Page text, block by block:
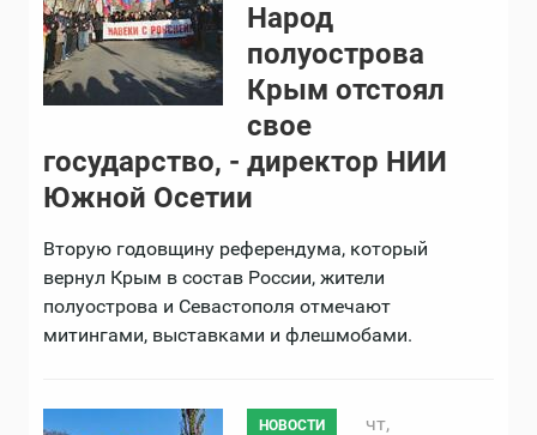
Народ
полуострова
Крым отстоял
свое
государство, - директор НИИ
Южной Осетии
Вторую годовщину референдума, который
вернул Крым в состав России, жители
полуострова и Севастополя отмечают
митингами, выставками и флешмобами.
НОВОСТИ
чт,